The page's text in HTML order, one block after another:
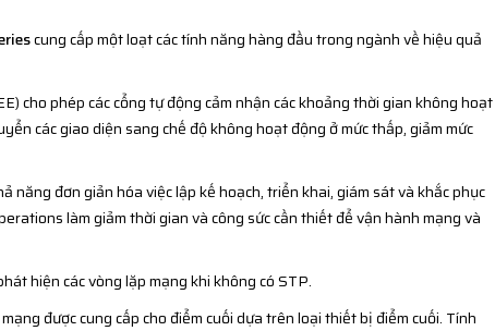
cung cấp một loạt các tính năng hàng đầu trong ngành về hiệu quả
cho phép các cổng tự động cảm nhận các khoảng thời gian không hoạt
các giao diện sang chế độ không hoạt động ở mức thấp, giảm mức
năng đơn giản hóa việc lập kế hoạch, triển khai, giám sát và khắc phục
làm giảm thời gian và công sức cần thiết để vận hành mạng và
hiện các vòng lặp mạng khi không có STP.
được cung cấp cho điểm cuối dựa trên loại thiết bị điểm cuối. Tính